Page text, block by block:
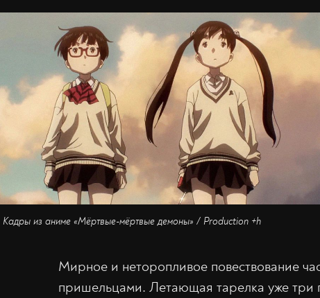
Кадры из аниме «Мёртвые-мёртвые демоны» / Production +h
Мирное и неторопливое повествование
пришельцами. Летающая тарелка уже три